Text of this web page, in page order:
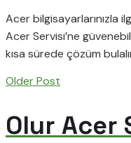
Acer bilgisayarlarınızla
Acer Servisi’ne
kısa sürede çözüm
Older Post
Olur Acer